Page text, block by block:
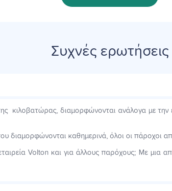
Συχνές ερωτήσεις
κιλοβατώρας, διαμορφώνονται ανάλογα με την
διαμορφώνονται καθημερινά, όλοι οι πάροχοι
Volton και για άλλους παρόχους; Με μια